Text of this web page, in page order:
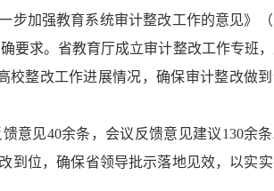
步加强教育系统审计整改工作的意见》
要求。省教育厅成立审计整改工作专班
校整改工作进展情况，确保审计整改做
意见40余条，会议反馈意见建议130余
到位，确保省领导批示落地见效，以实